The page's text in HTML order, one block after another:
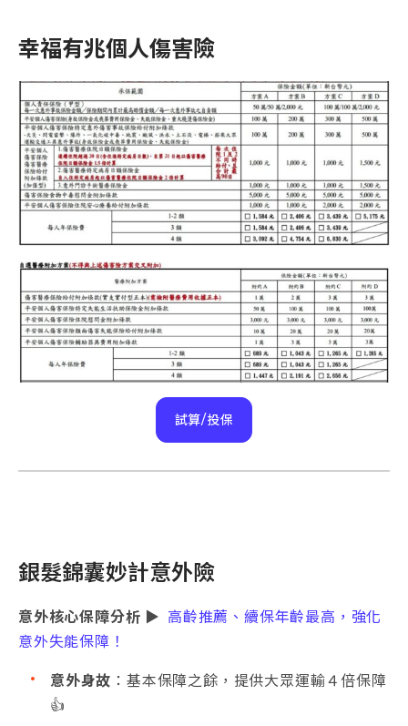
幸福有兆個人傷害險
試算/投保
銀髮錦囊妙計意外險
意外核心保障分析 ▶ 高齡推薦、續保年齡最高，強化
意外失能保障！
意外身故 ：基本保障之餘，提供大眾運輸４倍保障
👍